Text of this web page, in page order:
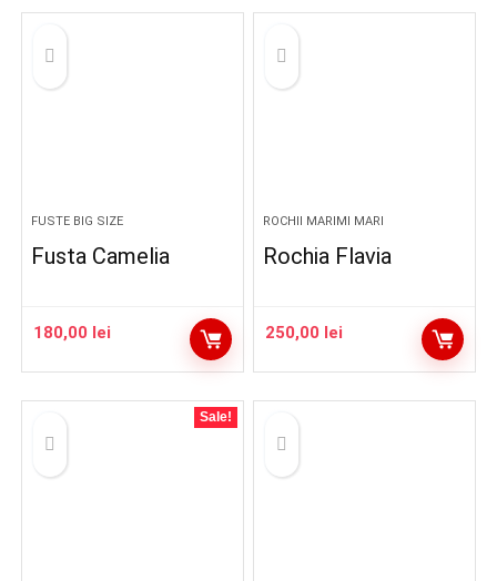
FUSTE BIG SIZE
Fusta Camelia
180,00 lei
ROCHII MARIMI MARI
Rochia Flavia
250,00 lei
Sale!